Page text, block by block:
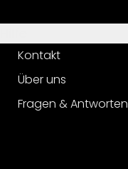
Kontakt
Über uns
Fragen & Antworten